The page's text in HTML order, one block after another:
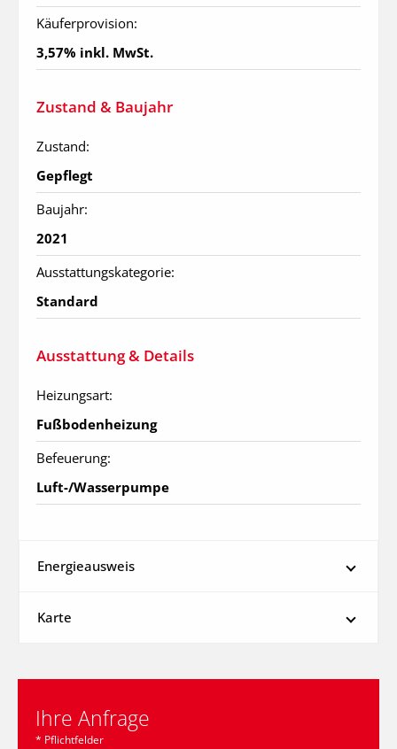
Käuferprovision:
3,57% inkl. MwSt.
Zustand & Baujahr
Zustand:
Gepflegt
Baujahr:
2021
Ausstattungskategorie:
Standard
Ausstattung & Details
Heizungsart:
Fußbodenheizung
Befeuerung:
Luft-/Wasserpumpe
Energieausweis
Karte
Ihre Anfrage
* Pflichtfelder